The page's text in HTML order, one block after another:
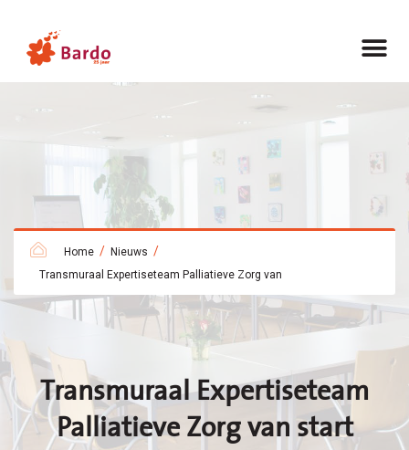
Home / Nieuws /
Transmuraal Expertiseteam Palliatieve Zorg van
Transmuraal Expertiseteam
Palliatieve Zorg van start